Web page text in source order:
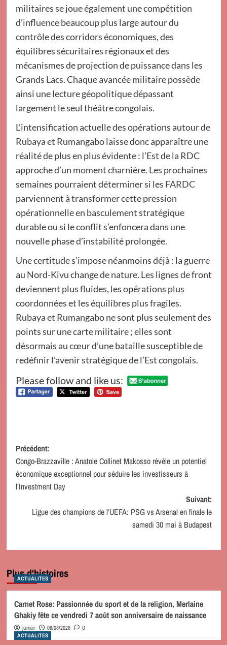
militaires se joue également une compétition
d’influence beaucoup plus large autour du
contrôle des corridors économiques, des
équilibres sécuritaires régionaux et des
mécanismes de projection de puissance dans les
Grands Lacs. Chaque avancée militaire possède
ainsi une lecture géopolitique dépassant
largement le seul théâtre congolais.
L’intensification actuelle des opérations autour de
Rubaya et Rumangabo laisse donc apparaître une
réalité de plus en plus évidente : l’Est de la RDC
approche d’un moment charnière. Les prochaines
semaines pourraient déterminer si les FARDC
parviennent à transformer cette pression
opérationnelle en basculement stratégique
durable ou si le conflit s’enfoncera dans une
nouvelle phase d’instabilité prolongée.
Une certitude s’impose néanmoins déjà : la guerre
au Nord-Kivu change de nature. Les lignes de front
deviennent plus fluides, les opérations plus
coordonnées et les équilibres plus fragiles.
Rubaya et Rumangabo ne sont plus seulement des
points sur une carte militaire ; elles sont
désormais au cœur d’une bataille susceptible de
redéfinir l’avenir stratégique de l’Est congolais.
Please follow and like us:
Navigation
d’article
Précédent:
Congo-Brazzaville : Anatole Collinet Makosso révèle un potentiel
économique exceptionnel pour séduire les investisseurs à
l’Investment Day
Suivant:
Ligue des champions de l’UEFA: PSG vs Arsenal en finale le
samedi 30 mai à Budapest
Plus d'histoires
ACTUALITES
Carnet Rose: Passionnée du sport et de la religion, Merlaine
Ghakiy fête ce vendredi 7 août son anniversaire de naissance
junior 08/08/2026 0
ACTUALITES